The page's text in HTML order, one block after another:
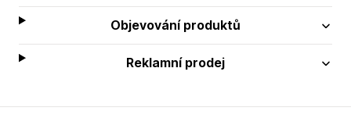
Objevování produktů
Reklamní prodej